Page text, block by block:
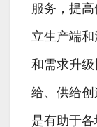
服务，提
立生产端
和需求升
给、供给
是有助于